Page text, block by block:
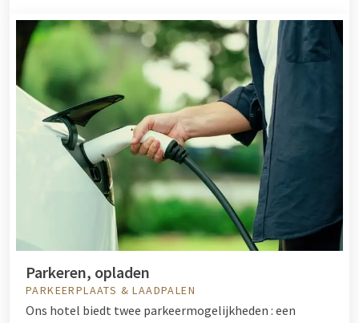
Parkeren, opladen
PARKEERPLAATS & LAADPALEN
Ons hotel biedt twee parkeermogelijkheden : een